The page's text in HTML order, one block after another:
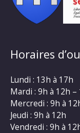
Horaires
Lundi : 13h à 17h
Mardi : 9h à 12h –
Mercredi : 9h à
Jeudi : 9h à 12h
Vendredi : 9h à